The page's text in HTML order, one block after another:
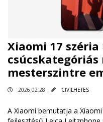
Xiaomi 17 széria
mesterszintre
2026.02.28 CIVILHETES
A Xiaomi bemutatja a